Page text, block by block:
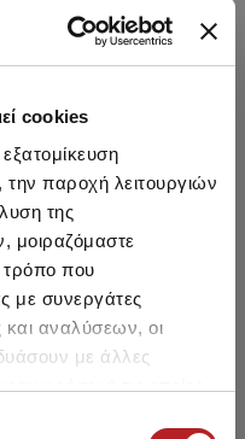
cookies
την παροχή λειτουργιών
της
μοιραζόμαστε
που
με συνεργάτες
αναλύσεων, οι
με άλλες
Strappy Teen's Bralette
15,75 € 13,35 € -15%